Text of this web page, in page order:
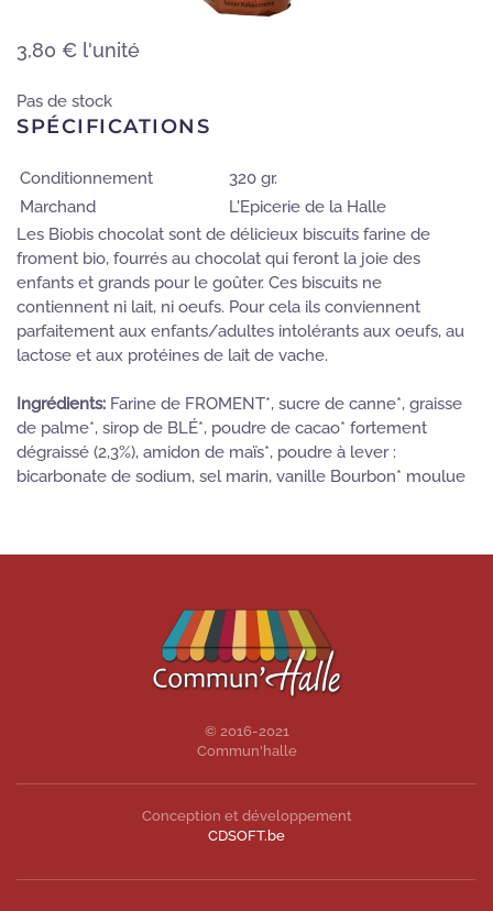
3,80 € l'unité
Pas de stock
SPÉCIFICATIONS
Conditionnement
320 gr.
Marchand
L'Epicerie de la Halle
Les Biobis chocolat sont de délicieux biscuits farine de
froment bio, fourrés au chocolat qui feront la joie des
enfants et grands pour le goûter. Ces biscuits ne
contiennent ni lait, ni oeufs. Pour cela ils conviennent
parfaitement aux enfants/adultes intolérants aux oeufs, au
lactose et aux protéines de lait de vache.
Ingrédients: Farine de FROMENT*, sucre de canne*, graisse
de palme*, sirop de BLÉ*, poudre de cacao* fortement
dégraissé (2,3%), amidon de maïs*, poudre à lever :
bicarbonate de sodium, sel marin, vanille Bourbon* moulue
© 2016-2021
Commun'halle
Conception et développement
CDSOFT.be